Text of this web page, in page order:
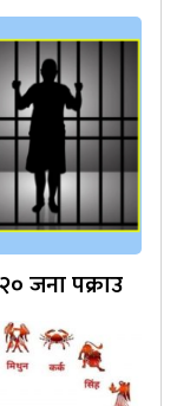
जना पक्राउ